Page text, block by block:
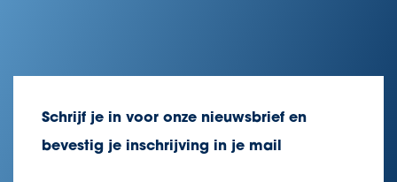
Schrijf je in voor onze nieuwsbrief en
bevestig je inschrijving in je mail